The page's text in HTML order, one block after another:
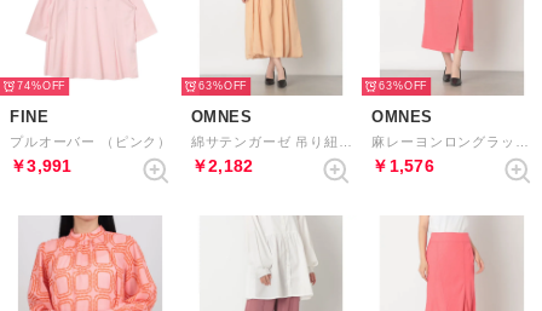
74%
FINE
プルオーバー （ピンク）
￥3,991
63%
OMNES
￥2,182
63%
OMNES
￥1,576